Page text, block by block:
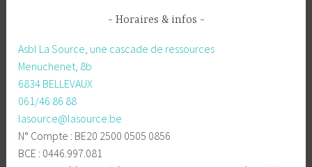
Horaires & infos
Asbl La Source, une cascade de ressources
Menuchenet, 8b
6834 BELLEVAUX
061/46 86 88
lasource@lasource.be
N° Compte : BE20 2500 0505 0856
BCE : 0446.997.081